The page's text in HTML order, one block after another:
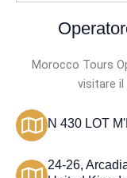
Morocco Tours
visitare il
N 430 LOT
24-26,